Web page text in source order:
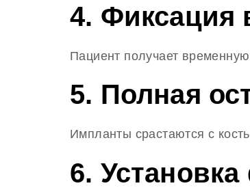
4. Фиксация
Пациент получает
5. Полная
Импланты срастаются с
6.